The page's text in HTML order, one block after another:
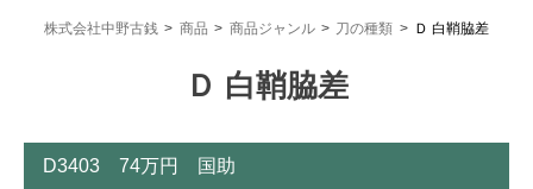
株式会社中野古銭 > 商品 > 商品ジャンル > 刀の種類 > Ｄ 白鞘脇差
Ｄ 白鞘脇差
D3403 74万円 国助